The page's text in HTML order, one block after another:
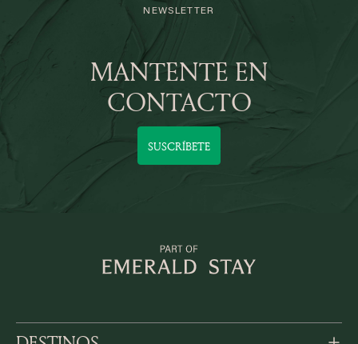
NEWSLETTER
MANTENTE EN
CONTACTO
SUSCRÍBETE